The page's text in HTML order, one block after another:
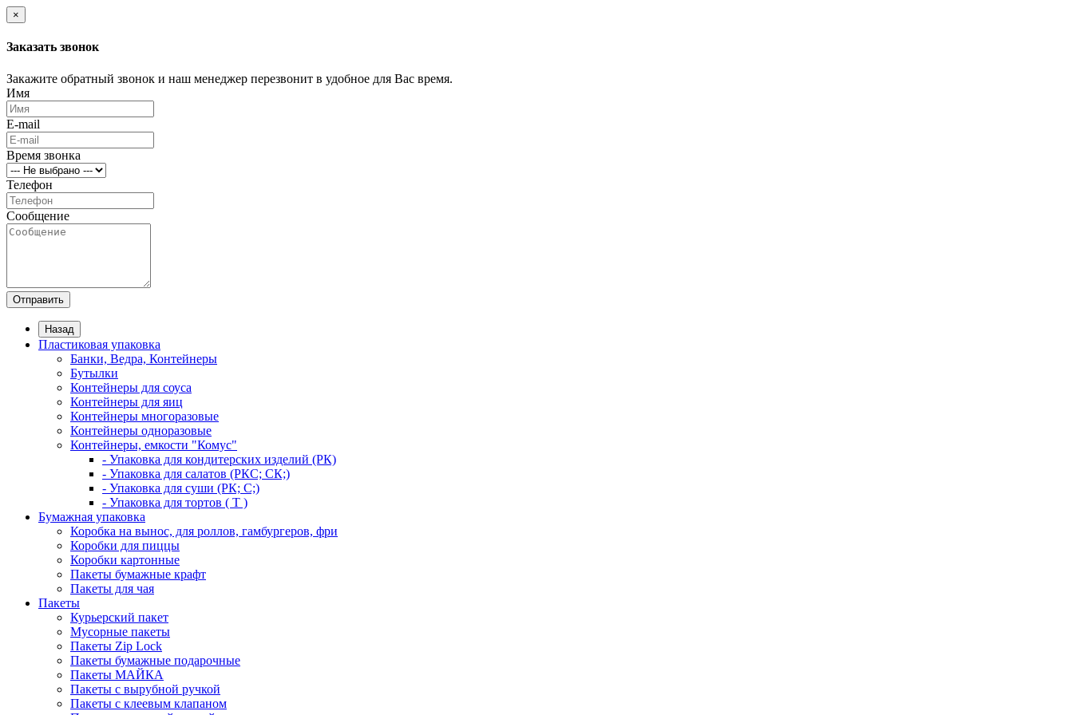
×
Заказать звонок
Закажите обратный звонок и наш менеджер перезвонит в удобное для Вас время.
Имя
E-mail
Время звонка
Телефон
Сообщение
Отправить
Назад
Пластиковая упаковка
Банки, Ведра, Контейнеры
Бутылки
Контейнеры для соуса
Контейнеры для яиц
Контейнеры многоразовые
Контейнеры одноразовые
Контейнеры, емкости "Комус"
- Упаковка для кондитерских изделий (РК)
- Упаковка для салатов (РКС; СК;)
- Упаковка для суши (РК; С;)
- Упаковка для тортов ( Т )
Бумажная упаковка
Коробка на вынос, для роллов, гамбургеров, фри
Коробки для пиццы
Коробки картонные
Пакеты бумажные крафт
Пакеты для чая
Пакеты
Курьерский пакет
Мусорные пакеты
Пакеты Zip Lock
Пакеты бумажные подарочные
Пакеты МАЙКА
Пакеты с вырубной ручкой
Пакеты с клеевым клапаном